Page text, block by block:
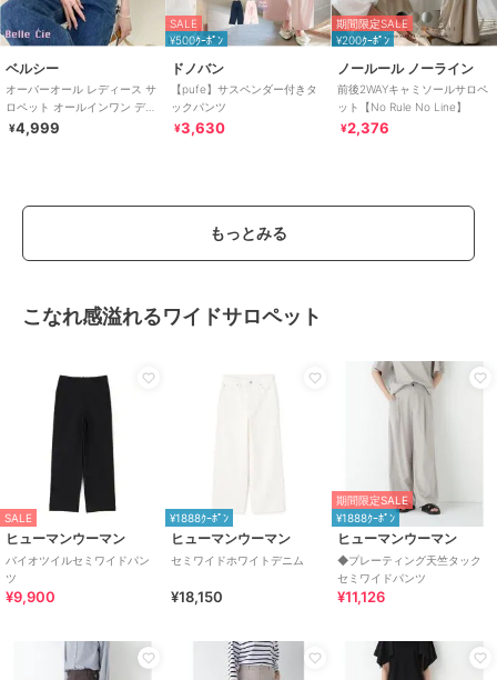
ベルシー
オーバーオール レディース サ
ロペット オールインワン デニ
ムサロペット アシメショルダ
¥4,999
SALE
¥500ｸｰﾎﾟﾝ
ドノバン
【pufe】サスペンダー付きタ
ックパンツ
¥3,630
期間限定SALE
¥200ｸｰﾎﾟﾝ
ノールール ノーライン
前後2WAYキャミソールサロペ
ット【No Rule No Line】
¥2,376
もっとみる
こなれ感溢れるワイドサロペット
SALE
ヒューマンウーマン
バイオツイルセミワイドパン
ツ
¥9,900
¥1888ｸｰﾎﾟﾝ
ヒューマンウーマン
セミワイドホワイトデニム
¥18,150
期間限定SALE
¥1888ｸｰﾎﾟﾝ
ヒューマンウーマン
◆プレーティング天竺タック
セミワイドパンツ
¥11,126